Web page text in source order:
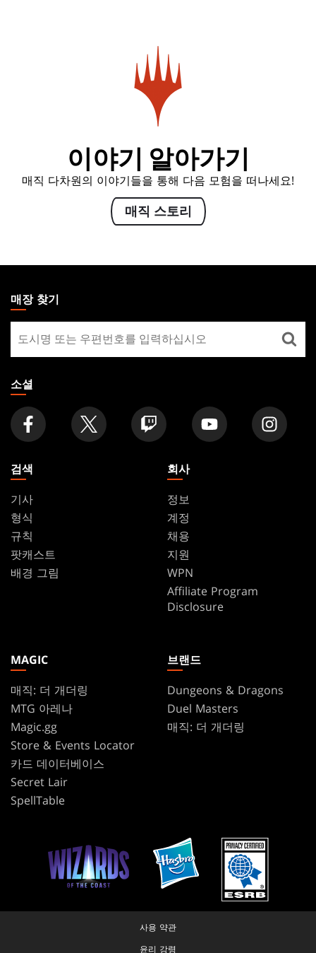
이야기 알아가기
매직 다차원의 이야기들을 통해 다음 모험을 떠나세요!
매직 스토리
THE
GATHERING
FOOTER
매장 찾기
장
찾
기
소셜
검색
기사
형식
규칙
팟캐스트
배경 그림
회사
정보
계정
채용
지원
WPN
Affiliate Program
Disclosure
MAGIC
매직: 더 개더링
MTG 아레나
Magic.gg
Store & Events Locator
카드 데이터베이스
Secret Lair
SpellTable
브랜드
Dungeons & Dragons
Duel Masters
매직: 더 개더링
사용 약관
윤리 강령